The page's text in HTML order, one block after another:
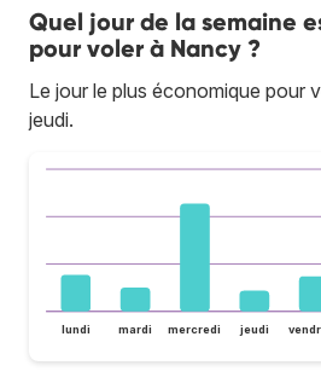
Quel jour de la semaine
pour voler à Nancy ?
Le jour le plus économique pour
jeudi.
lundi mardi mercredi jeudi